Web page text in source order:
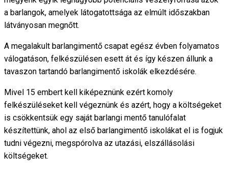
a barlangok, amelyek látogatottsága az elmúlt időszakban
látványosan megnőtt.
A megalakult barlangimentő csapat egész évben folyamatos
válogatáson, felkészülésen esett át és így készen állunk a
tavaszon tartandó barlangimentő iskolák elkezdésére.
Mivel 15 embert kell kiképeznünk ezért komoly
felkészüléseket kell végeznünk és azért, hogy a költségeket
is csökkentsük egy saját barlangi mentő tanulófalat
készítettünk, ahol az első barlangimentő iskolákat el is fogjuk
tudni végezni, megspórolva az utazási, elszállásolási
költségeket.